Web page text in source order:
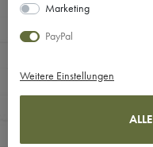
Marketing
PayPal
Weitere Einstellungen